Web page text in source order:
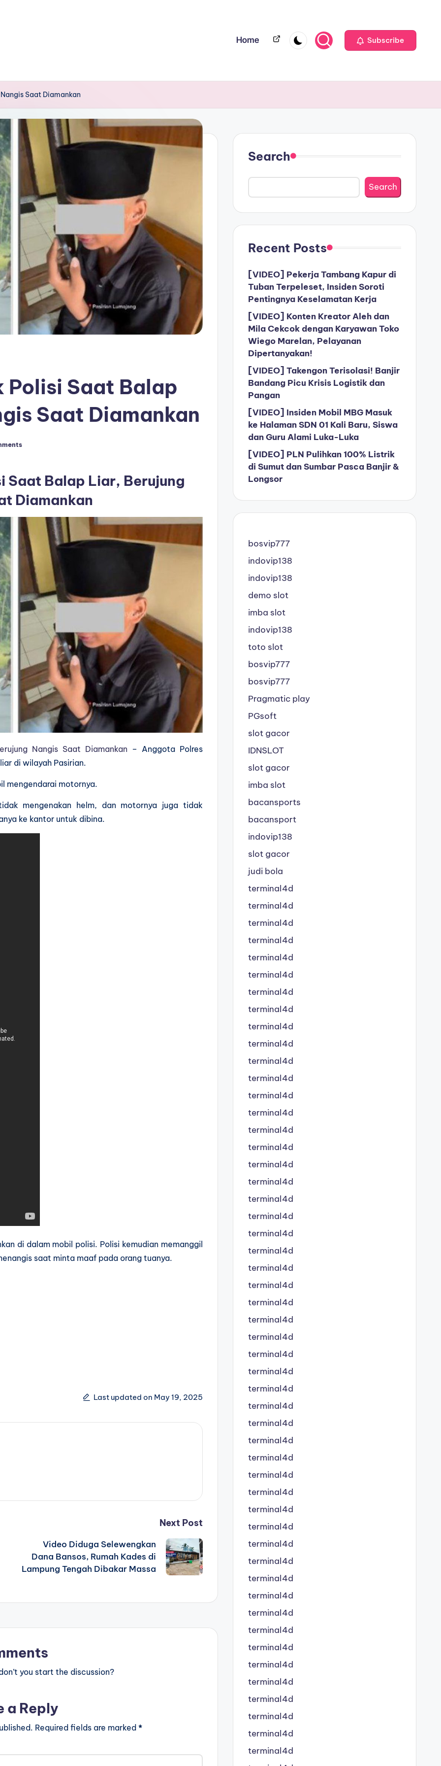
Home Home Subscribe
Saat Diamankan
Polisi Saat Balap
Saat Diamankan
Saat Balap Liar, Berujung
Diamankan
Nangis Saat Diamankan – Anggota Polres
di wilayah Pasirian.
mengendarai motornya.
mengenakan helm, dan motornya juga tidak
ke kantor untuk dibina.
di dalam mobil polisi. Polisi kemudian memanggil
saat minta maaf pada orang tuanya.
Last updated on May 19, 2025
Next Post
Video Diduga Selewengkan
Dana Bansos, Rumah Kades di
Lampung Tengah Dibakar Massa
you start the discussion?
a Reply
Required fields are marked*
Search
Search
Recent Posts
[VIDEO] Pekerja Tambang Kapur di
Tuban Terpeleset, Insiden Soroti
Pentingnya Keselamatan Kerja
[VIDEO] Konten Kreator Aleh dan
Mila Cekcok dengan Karyawan Toko
Wiego Marelan, Pelayanan
Dipertanyakan!
[VIDEO] Takengon Terisolasi! Banjir
Bandang Picu Krisis Logistik dan
Pangan
[VIDEO] Insiden Mobil MBG Masuk
ke Halaman SDN 01 Kali Baru, Siswa
dan Guru Alami Luka-Luka
[VIDEO] PLN Pulihkan 100% Listrik
di Sumut dan Sumbar Pasca Banjir &
Longsor
bosvip777
indovip138
indovip138
demo slot
imba slot
indovip138
toto slot
bosvip777
bosvip777
Pragmatic play
PGsoft
slot gacor
IDNSLOT
slot gacor
imba slot
bacansports
bacansport
indovip138
slot gacor
judi bola
terminal4d
terminal4d
terminal4d
terminal4d
terminal4d
terminal4d
terminal4d
terminal4d
terminal4d
terminal4d
terminal4d
terminal4d
terminal4d
terminal4d
terminal4d
terminal4d
terminal4d
terminal4d
terminal4d
terminal4d
terminal4d
terminal4d
terminal4d
terminal4d
terminal4d
terminal4d
terminal4d
terminal4d
terminal4d
terminal4d
terminal4d
terminal4d
terminal4d
terminal4d
terminal4d
terminal4d
terminal4d
terminal4d
terminal4d
terminal4d
terminal4d
terminal4d
terminal4d
terminal4d
terminal4d
terminal4d
terminal4d
terminal4d
terminal4d
terminal4d
terminal4d